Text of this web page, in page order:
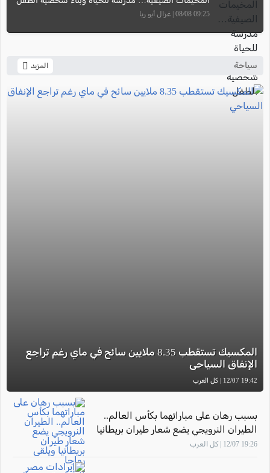
09:25 08/08 | غزال أبو ريا
سياحة المزيد
المكسيك تستقطب 8.35 ملايين سائح في ماي رغم تراجع
الإنفاق السياحي
19:42 12/07 | كل العرب
بسبب رهان على مباراتهما بكأس العالم..
الطيران النرويجي يضع شعار طيران بريطانيا
ويلقى رواجا
19:26 12/07 | كل العرب